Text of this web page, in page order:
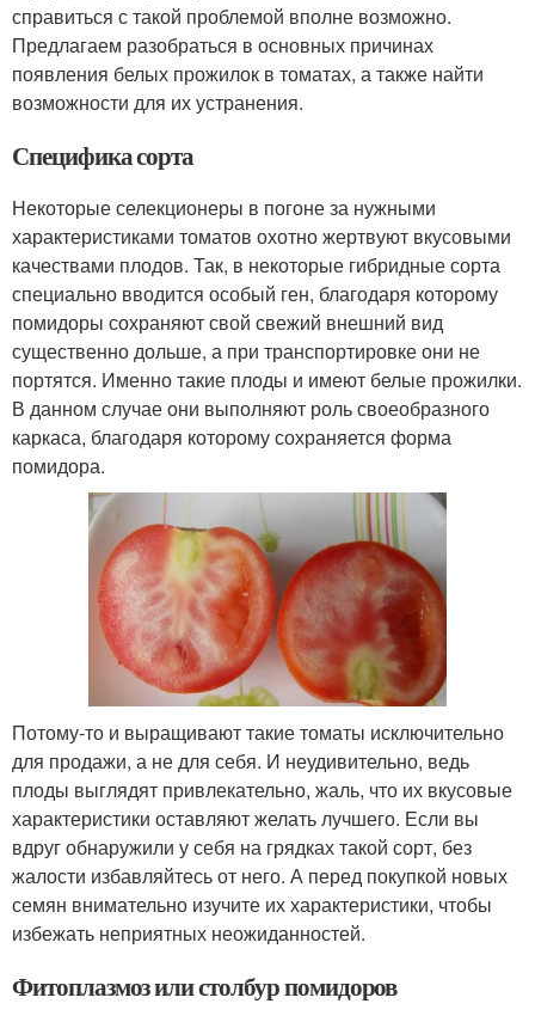
справиться с такой проблемой вполне возможно.
Предлагаем разобраться в основных причинах
появления белых прожилок в томатах, а также найти
возможности для их устранения.
Специфика сорта
Некоторые селекционеры в погоне за нужными
характеристиками томатов охотно жертвуют вкусовыми
качествами плодов. Так, в некоторые гибридные сорта
специально вводится особый ген, благодаря которому
помидоры сохраняют свой свежий внешний вид
существенно дольше, а при транспортировке они не
портятся. Именно такие плоды и имеют белые прожилки.
В данном случае они выполняют роль своеобразного
каркаса, благодаря которому сохраняется форма
помидора.
Потому-то и выращивают такие томаты исключительно
для продажи, а не для себя. И неудивительно, ведь
плоды выглядят привлекательно, жаль, что их вкусовые
характеристики оставляют желать лучшего. Если вы
вдруг обнаружили у себя на грядках такой сорт, без
жалости избавляйтесь от него. А перед покупкой новых
семян внимательно изучите их характеристики, чтобы
избежать неприятных неожиданностей.
Фитоплазмоз или столбур помидоров